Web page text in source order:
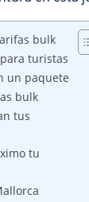
bulk
turistas
un paquete
bulk
tus
tu